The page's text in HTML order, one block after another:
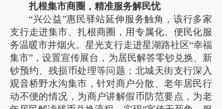
扎根集市商圈，精准服务解民忧
“兴公益”惠民驿站延伸服务触角，该行多家
支行走进集市、扎根商圈，用专属化、便民化服
务温暖市井烟火。星光支行走进星湖路社区“幸福
集市”，设置宣传展台，为居民解答零钞兑换、新
钞预约、残损币处理等问题；北城天街支行深入
观音桥野水沟集市，针对商户分散、老年居民行
动不便的情况，为商户讲解假币防范要点，为老